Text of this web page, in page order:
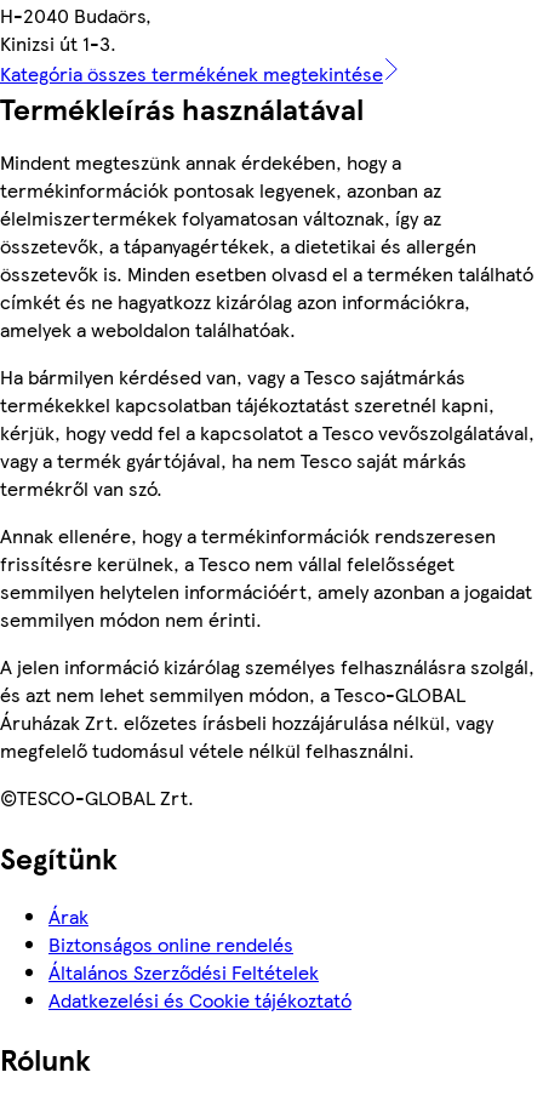
H-2040 Budaörs,
Kinizsi út 1-3.
Kategória összes termékének megtekintése
Termékleírás használatával
Mindent megteszünk annak érdekében, hogy a
termékinformációk pontosak legyenek, azonban az
élelmiszertermékek folyamatosan változnak, így az
összetevők, a tápanyagértékek, a dietetikai és allergén
összetevők is. Minden esetben olvasd el a terméken található
címkét és ne hagyatkozz kizárólag azon információkra,
amelyek a weboldalon találhatóak.
Ha bármilyen kérdésed van, vagy a Tesco sajátmárkás
termékekkel kapcsolatban tájékoztatást szeretnél kapni,
kérjük, hogy vedd fel a kapcsolatot a Tesco vevőszolgálatával,
vagy a termék gyártójával, ha nem Tesco saját márkás
termékről van szó.
Annak ellenére, hogy a termékinformációk rendszeresen
frissítésre kerülnek, a Tesco nem vállal felelősséget
semmilyen helytelen információért, amely azonban a jogaidat
semmilyen módon nem érinti.
A jelen információ kizárólag személyes felhasználásra szolgál,
és azt nem lehet semmilyen módon, a Tesco-GLOBAL
Áruházak Zrt. előzetes írásbeli hozzájárulása nélkül, vagy
megfelelő tudomásul vétele nélkül felhasználni.
©TESCO-GLOBAL Zrt.
Segítünk
Árak
Biztonságos online rendelés
Általános Szerződési Feltételek
Adatkezelési és Cookie tájékoztató
Rólunk